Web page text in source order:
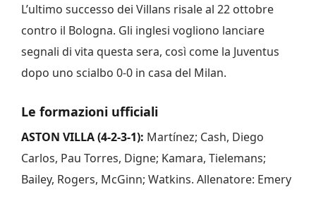
L’ultimo successo dei Villans risale al 22 ottobre
contro il Bologna. Gli inglesi vogliono lanciare
segnali di vita questa sera, così come la Juventus
dopo uno scialbo 0-0 in casa del Milan.
Le formazioni ufficiali
ASTON VILLA (4-2-3-1): Martínez; Cash, Diego
Carlos, Pau Torres, Digne; Kamara, Tielemans;
Bailey, Rogers, McGinn; Watkins. Allenatore: Emery